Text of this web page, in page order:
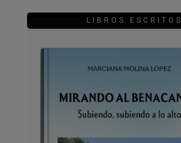
LIBROS ESCRITOS